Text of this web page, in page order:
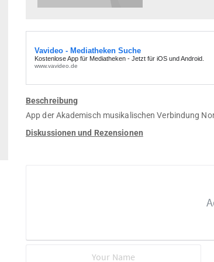
Beschreibung
App der Akademisch musikalischen Verbindung
Diskussionen und Rezensionen